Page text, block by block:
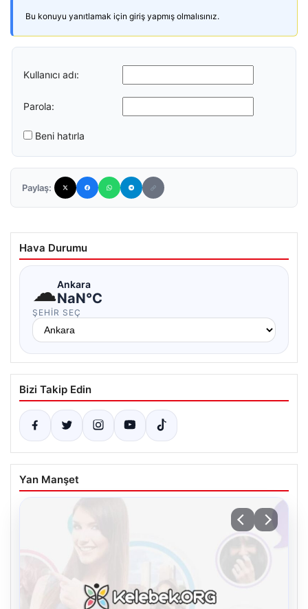
Bu konuyu yanıtlamak için giriş yapmış olmalısınız.
Kullanıcı adı:
Parola:
Beni hatırla
Paylaş:
Hava Durumu
☁Ankara
NaN°C
ŞEHIR SEÇ
Bizi Takip Edin
Yan Manşet